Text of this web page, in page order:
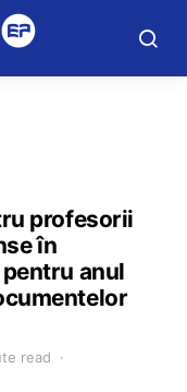
profesorii
în
anul
read